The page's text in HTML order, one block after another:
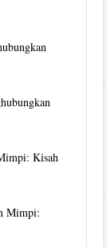
Kisah
Mimpi: